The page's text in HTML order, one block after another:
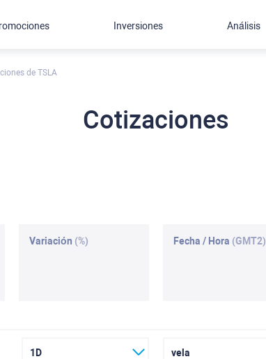
de TSLA
Cotizaciones
Variación (%) Fecha / Hora (GMT2)
1D vela
Inversiones Análisis